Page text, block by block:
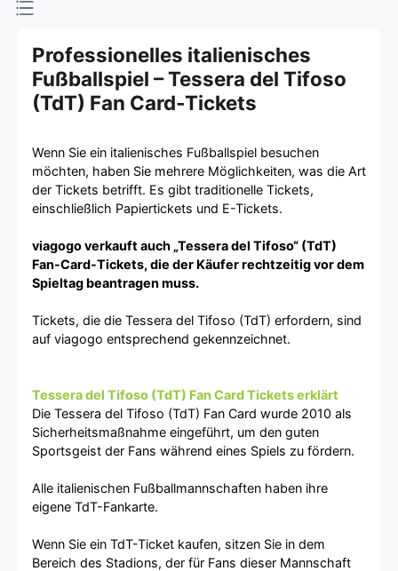
Professionelles italienisches
Fußballspiel – Tessera del Tifoso
(TdT) Fan Card-Tickets
Wenn Sie ein italienisches Fußballspiel besuchen
möchten, haben Sie mehrere Möglichkeiten, was die Art
der Tickets betrifft. Es gibt traditionelle Tickets,
einschließlich Papiertickets und E-Tickets.
viagogo verkauft auch „Tessera del Tifoso“ (TdT)
Fan-Card-Tickets, die der Käufer rechtzeitig vor dem
Spieltag beantragen muss.
Tickets, die die Tessera del Tifoso (TdT) erfordern, sind
auf viagogo entsprechend gekennzeichnet.
Tessera del Tifoso (TdT) Fan Card Tickets erklärt
Die Tessera del Tifoso (TdT) Fan Card wurde 2010 als
Sicherheitsmaßnahme eingeführt, um den guten
Sportsgeist der Fans während eines Spiels zu fördern.
Alle italienischen Fußballmannschaften haben ihre
eigene TdT-Fankarte.
Wenn Sie ein TdT-Ticket kaufen, sitzen Sie in dem
Bereich des Stadions, der für Fans dieser Mannschaft